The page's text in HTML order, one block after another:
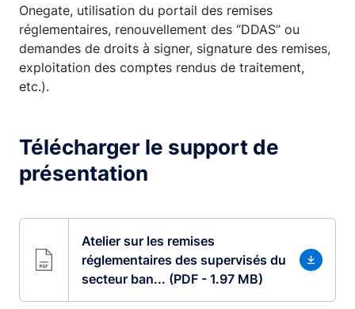
Onegate, utilisation du portail des remises
réglementaires, renouvellement des ‘’DDAS’’ ou
demandes de droits à signer, signature des remises,
exploitation des comptes rendus de traitement,
etc.).
Télécharger le support de
présentation
Atelier sur les remises
réglementaires des supervisés du
secteur ban... (PDF - 1.97 MB)